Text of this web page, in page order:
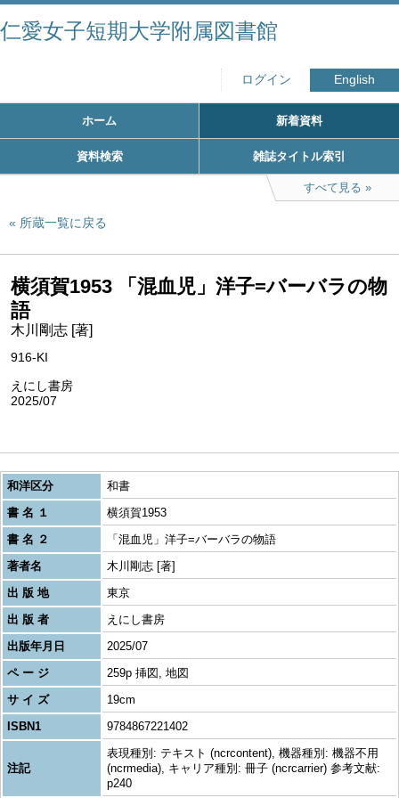
仁愛女子短期大学附属図書館
ログイン English
ホーム 新着資料
資料検索 雑誌タイトル索引
すべて見る
所蔵一覧に戻る
横須賀1953 「混血児」洋子=バーバラの物
語
木川剛志 [著]
916-KI
えにし書房
2025/07
和洋区分
和書
書 名 １
横須賀1953
書 名 ２
「混血児」洋子=バーバラの物語
著者名
木川剛志 [著]
出 版 地
東京
出 版 者
えにし書房
出版年月日
2025/07
ペ ー ジ
259p 挿図, 地図
サ イ ズ
19cm
ISBN1
9784867221402
注記
表現種別: テキスト (ncrcontent), 機器種別: 機器不用
(ncrmedia), キャリア種別: 冊子 (ncrcarrier) 参考文献:
p240